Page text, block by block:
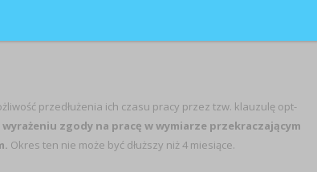
55 minut na tydzień w przeciętnie pięciodniowym
nie może przekraczać 3 miesięcy.
przedłużenia ich czasu pracy przez tzw. klauzulę opt-
zgody na pracę w wymiarze przekraczającym
Okres ten nie może być dłuższy niż 4 miesiące.